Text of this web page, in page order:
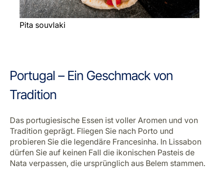
Pita souvlaki
Portugal – Ein Geschmack von
Tradition
Das portugiesische Essen ist voller Aromen und von
Tradition geprägt. Fliegen Sie nach Porto und
probieren Sie die legendäre Francesinha. In Lissabon
dürfen Sie auf keinen Fall die ikonischen Pasteis de
Nata verpassen, die ursprünglich aus Belem stammen.